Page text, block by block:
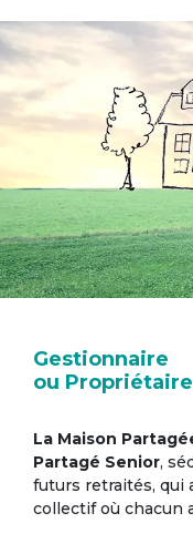
Gestionnaire
ou
La Maison
Partagé Senior,
futurs retraités, qui
collectif où chacun